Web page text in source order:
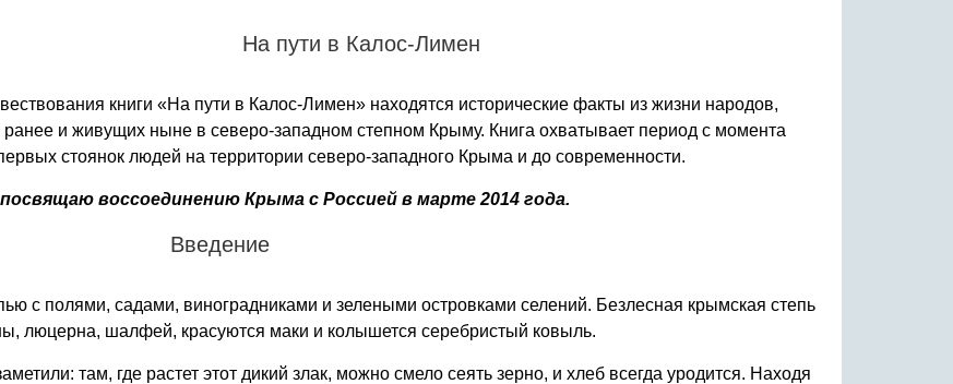
На пути в Калос-Лимен
книги «На пути в Калос-Лимен» находятся исторические факты из жизни народов,
и живущих ныне в северо-западном степном Крыму. Книга охватывает период с момента
стоянок людей на территории северо-западного Крыма и до современности.
воссоединению Крыма с Россией в марте 2014 года.
Введение
с полями, садами, виноградниками и зелеными островками селений. Безлесная крымская степь
люцерна, шалфей, красуются маки и колышется серебристый ковыль.
там, где растет этот дикий злак, можно смело сеять зерно, и хлеб всегда уродится. Находя